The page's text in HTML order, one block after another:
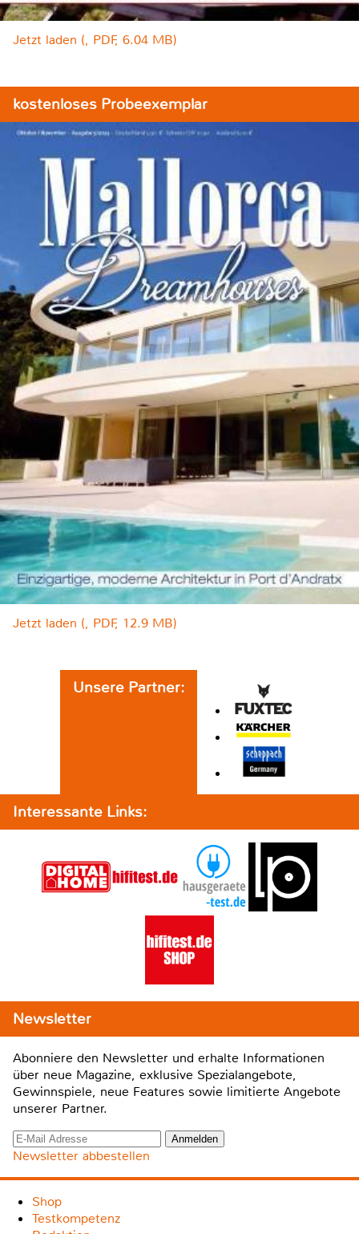
Jetzt laden (, PDF, 6.04 MB)
kostenloses Probeexemplar
Jetzt laden (, PDF, 12.9 MB)
Unsere Partner:
Interessante Links:
Newsletter
Abonniere den Newsletter und erhalte Informationen
über neue Magazine, exklusive Spezialangebote,
Gewinnspiele, neue Features sowie limitierte Angebote
unserer Partner.
Newsletter abbestellen
Shop
Testkompetenz